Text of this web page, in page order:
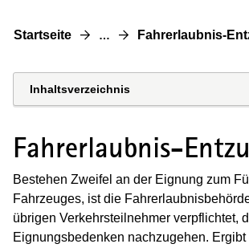
Startseite … Fahrerlaubnis-
Inhaltsverzeichnis
Fahrerlaubnis-
Bestehen Zweifel an der Eignung zum
Fahrzeuges, ist die
übrigen Verkehrsteilnehmer verpflichtet,
Eignungsbedenken nachzugehen. Ergibt